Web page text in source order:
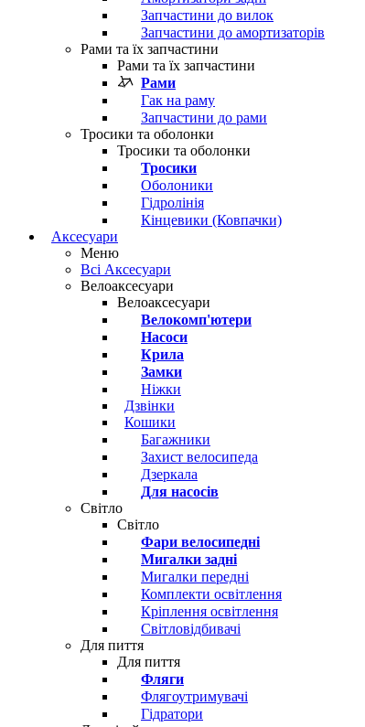
Запчастини до вилок
Запчастини до амортизаторів
Рами та їх запчастини
Рами та їх запчастини
Рами
Гак на раму
Запчастини до рами
Тросики та оболонки
Тросики та оболонки
Тросики
Оболоники
Гідролінія
Кінцевики (Ковпачки)
Аксесуари
Меню
Всі Аксесуари
Велоаксесуари
Велоаксесуари
Велокомп'ютери
Насоси
Крила
Замки
Ніжки
Дзвінки
Кошики
Багажники
Захист велосипеда
Дзеркала
Для насосів
Світло
Світло
Фари велосипедні
Мигалки задні
Мигалки передні
Комплекти освітлення
Кріплення освітлення
Світловідбивачі
Для пиття
Для пиття
Фляги
Флягоутримувачі
Гідратори